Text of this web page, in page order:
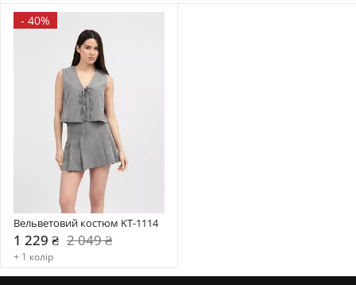
- 40%
Вельветовий костюм KT-1114
1 229 ₴ 2 049 ₴
+ 1 колір